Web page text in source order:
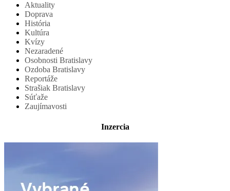
Aktuality
Doprava
História
Kultúra
Kvízy
Nezaradené
Osobnosti Bratislavy
Ozdoba Bratislavy
Reportáže
Strašiak Bratislavy
Súťaže
Zaujímavosti
Inzercia